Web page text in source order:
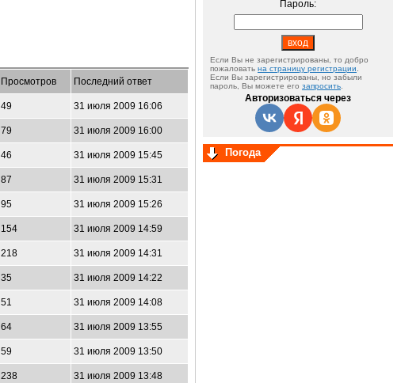
Просмотров Последний ответ
49 31 июля 2009 16:06
79 31 июля 2009 16:00
46 31 июля 2009 15:45
87 31 июля 2009 15:31
95 31 июля 2009 15:26
154 31 июля 2009 14:59
218 31 июля 2009 14:31
35 31 июля 2009 14:22
51 31 июля 2009 14:08
64 31 июля 2009 13:55
59 31 июля 2009 13:50
238 31 июля 2009 13:48
Пароль:
Если Вы не зарегистрированы, то добро
пожаловать на страницу регистрации
Если Вы зарегистрированы, но забыли
пароль, Вы можете его запросить
Авторизоваться через
Погода